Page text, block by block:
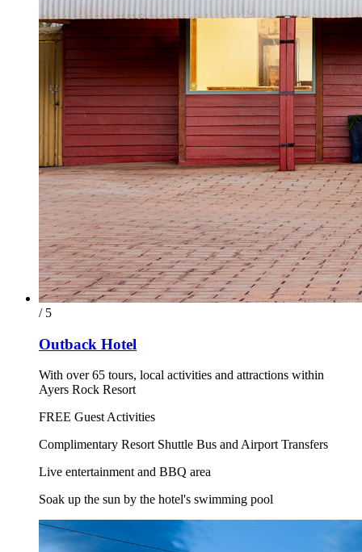
/ 5
Outback Hotel
With over 65 tours, local activities and attractions within
Ayers Rock Resort
FREE Guest Activities
Complimentary Resort Shuttle Bus and Airport Transfers
Live entertainment and BBQ area
Soak up the sun by the hotel's swimming pool